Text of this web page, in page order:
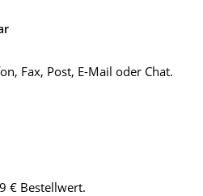
Fax, Post, E-Mail oder Chat.
€ Bestellwert.